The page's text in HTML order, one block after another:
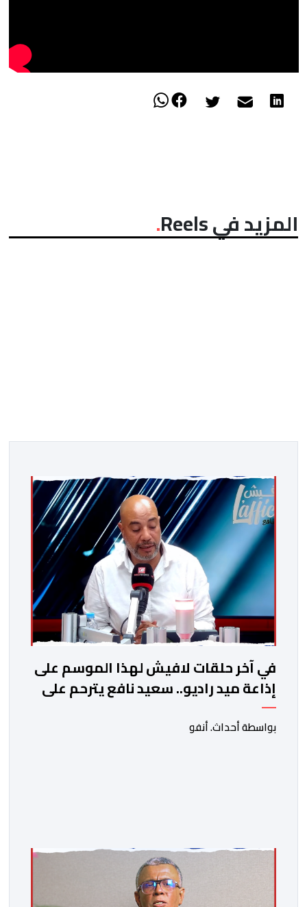
المزيد في Reels
في آخر حلقات لافيش لهذا الموسم على
إذاعة ميد راديو.. سعيد نافع يترحم على
الفقيد الكاتب والصحفي جمال زايد
بواسطة أحداث. أنفو